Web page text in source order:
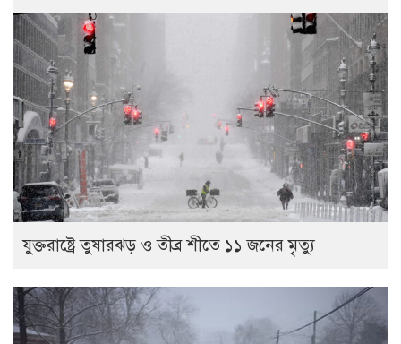
যুক্তরাষ্ট্রে তুষারঝড় ও তীব্র শীতে ১১ জনের মৃত্যু